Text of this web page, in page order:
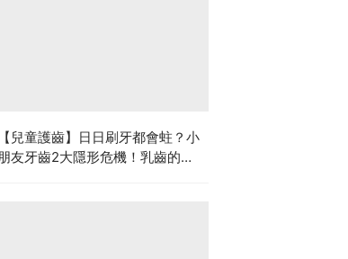
【兒童護齒】日日刷牙都會蛀？小
朋友牙齒2大隱形危機！乳齒的琺